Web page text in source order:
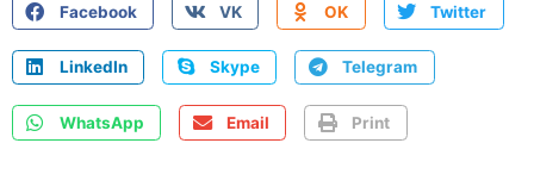
Facebook VK OK Twitter
LinkedIn Skype Telegram
WhatsApp Email Print